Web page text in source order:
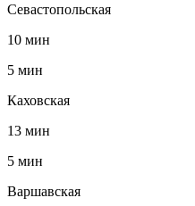
Севастопольская
10 мин
5 мин
Каховская
13 мин
5 мин
Варшавская